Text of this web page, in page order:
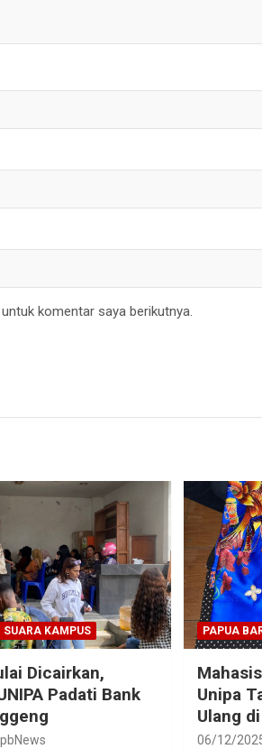
komentar saya berikutnya.
SUARA KAMPUS
Dicairkan,
Padati Bank
PAPUA
Unipa
Ulang
06/12/